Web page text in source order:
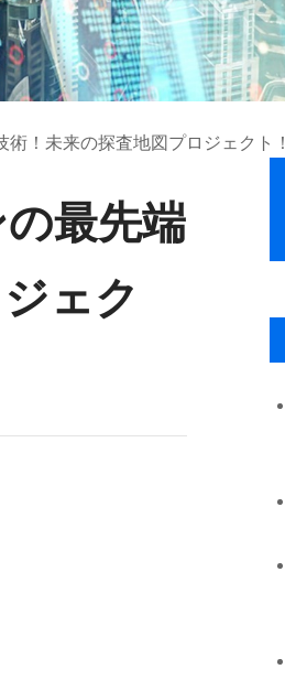
！未来の探査地図プロジェクト！
最先端
ェク